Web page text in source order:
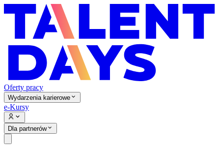
Oferty pracy
Wydarzenia karierowe
e-Kursy
Dla partnerów